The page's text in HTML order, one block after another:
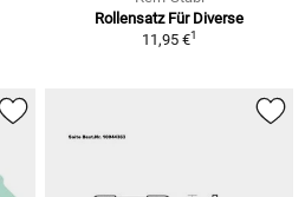
Rollensatz Für Diverse
11,95 €1